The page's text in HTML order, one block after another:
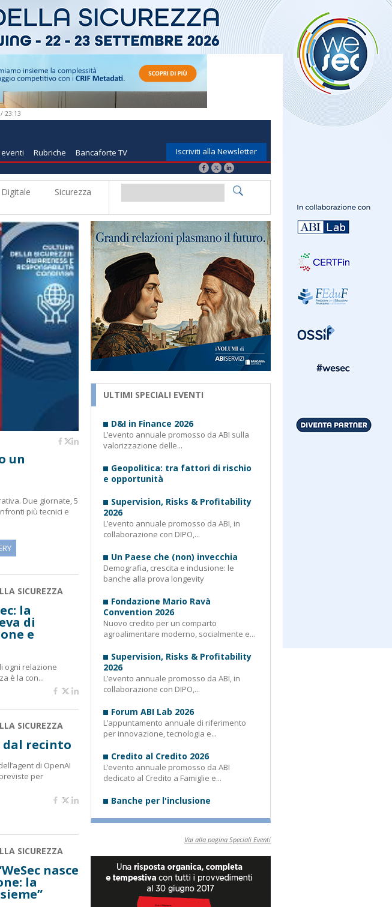
23:13
Rubriche Bancaforte TV Iscriviti alla Newsletter
Sicurezza
un
Due giornate, 5
più tecnici e
SICUREZZA
la
di
e
ogni relazione
è la con...
SICUREZZA
dal recinto
di OpenAI
per
SICUREZZA
nasce
la
ULTIMI SPECIALI EVENTI
D&I in Finance 2026
L’evento annuale promosso da ABI sulla
valorizzazione delle...
Geopolitica: tra fattori di rischio
e opportunità
Supervision, Risks & Profitability
2026
L’evento annuale promosso da ABI, in
collaborazione con DIPO,...
Un Paese che (non) invecchia
Demografia, crescita e inclusione: le
banche alla prova longevity
Fondazione Mario Ravà
Convention 2026
Nuovo credito per un comparto
agroalimentare moderno, socialmente e...
Supervision, Risks & Profitability
2026
L’evento annuale promosso da ABI, in
collaborazione con DIPO,...
Forum ABI Lab 2026
L’appuntamento annuale di riferimento
per innovazione, tecnologia e...
Credito al Credito 2026
L’evento annuale promosso da ABI
dedicato al Credito a Famiglie e...
Banche per l'inclusione
Vai alla pagina Speciali Eventi